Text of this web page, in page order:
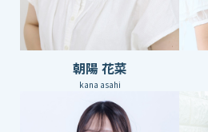
朝陽 花菜
kana asahi